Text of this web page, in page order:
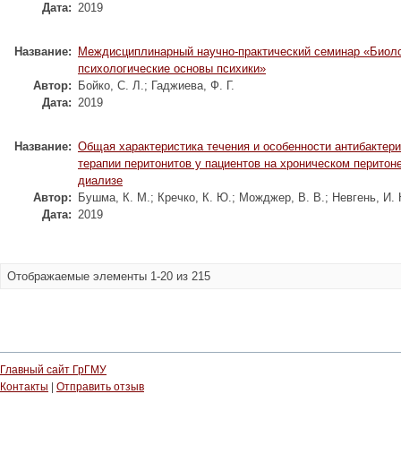
Дата: 2019
Название:
Междисциплинарный научно-практический семинар
психологические основы психики»
Автор:
Бойко, С. Л.; Гаджиева, Ф. Г.
Дата: 2019
Название: Общая характеристика течения и особенности
терапии перитонитов у пациентов на хроническом
диализе
Автор:
Бушма, К. М.; Кречко, К. Ю.; Можджер, В. В.; Невгень, И.
Дата: 2019
Отображаемые элементы 1-20 из 215
Главный сайт ГрГМУ
Контакты
Отправить отзыв